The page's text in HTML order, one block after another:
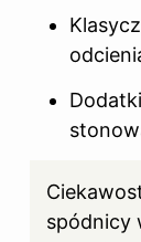
spódnicy